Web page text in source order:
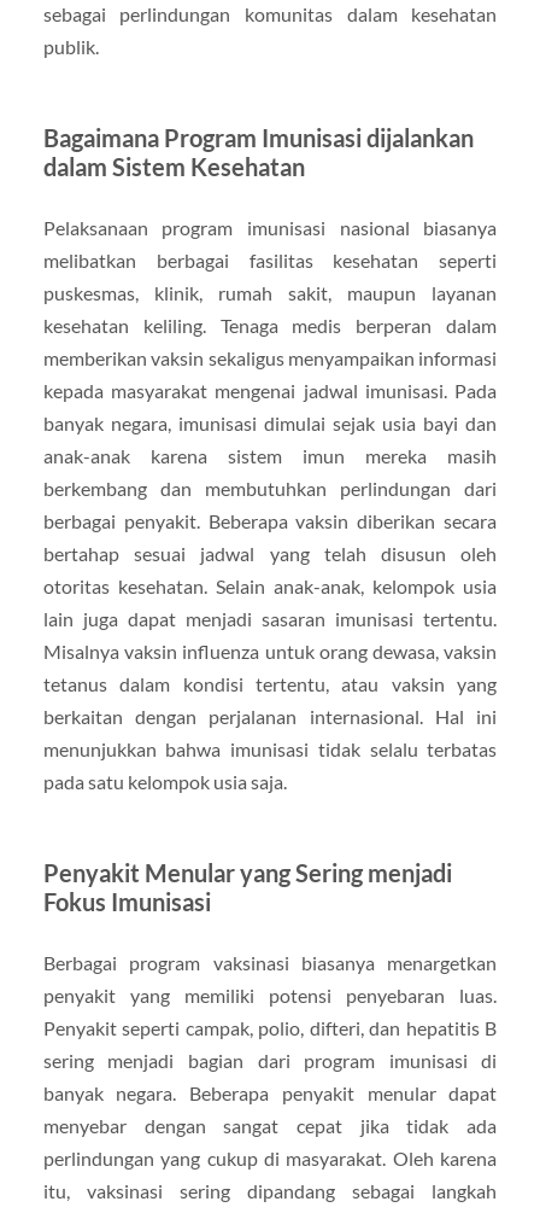
sebagai perlindungan komunitas dalam kesehatan
publik.
Bagaimana Program Imunisasi dijalankan
dalam Sistem Kesehatan
Pelaksanaan program imunisasi nasional biasanya
melibatkan berbagai fasilitas kesehatan seperti
puskesmas, klinik, rumah sakit, maupun layanan
kesehatan keliling. Tenaga medis berperan dalam
memberikan vaksin sekaligus menyampaikan informasi
kepada masyarakat mengenai jadwal imunisasi. Pada
banyak negara, imunisasi dimulai sejak usia bayi dan
anak-anak karena sistem imun mereka masih
berkembang dan membutuhkan perlindungan dari
berbagai penyakit. Beberapa vaksin diberikan secara
bertahap sesuai jadwal yang telah disusun oleh
otoritas kesehatan. Selain anak-anak, kelompok usia
lain juga dapat menjadi sasaran imunisasi tertentu.
Misalnya vaksin influenza untuk orang dewasa, vaksin
tetanus dalam kondisi tertentu, atau vaksin yang
berkaitan dengan perjalanan internasional. Hal ini
menunjukkan bahwa imunisasi tidak selalu terbatas
pada satu kelompok usia saja.
Penyakit Menular yang Sering menjadi
Fokus Imunisasi
Berbagai program vaksinasi biasanya menargetkan
penyakit yang memiliki potensi penyebaran luas.
Penyakit seperti campak, polio, difteri, dan hepatitis B
sering menjadi bagian dari program imunisasi di
banyak negara. Beberapa penyakit menular dapat
menyebar dengan sangat cepat jika tidak ada
perlindungan yang cukup di masyarakat. Oleh karena
itu, vaksinasi sering dipandang sebagai langkah